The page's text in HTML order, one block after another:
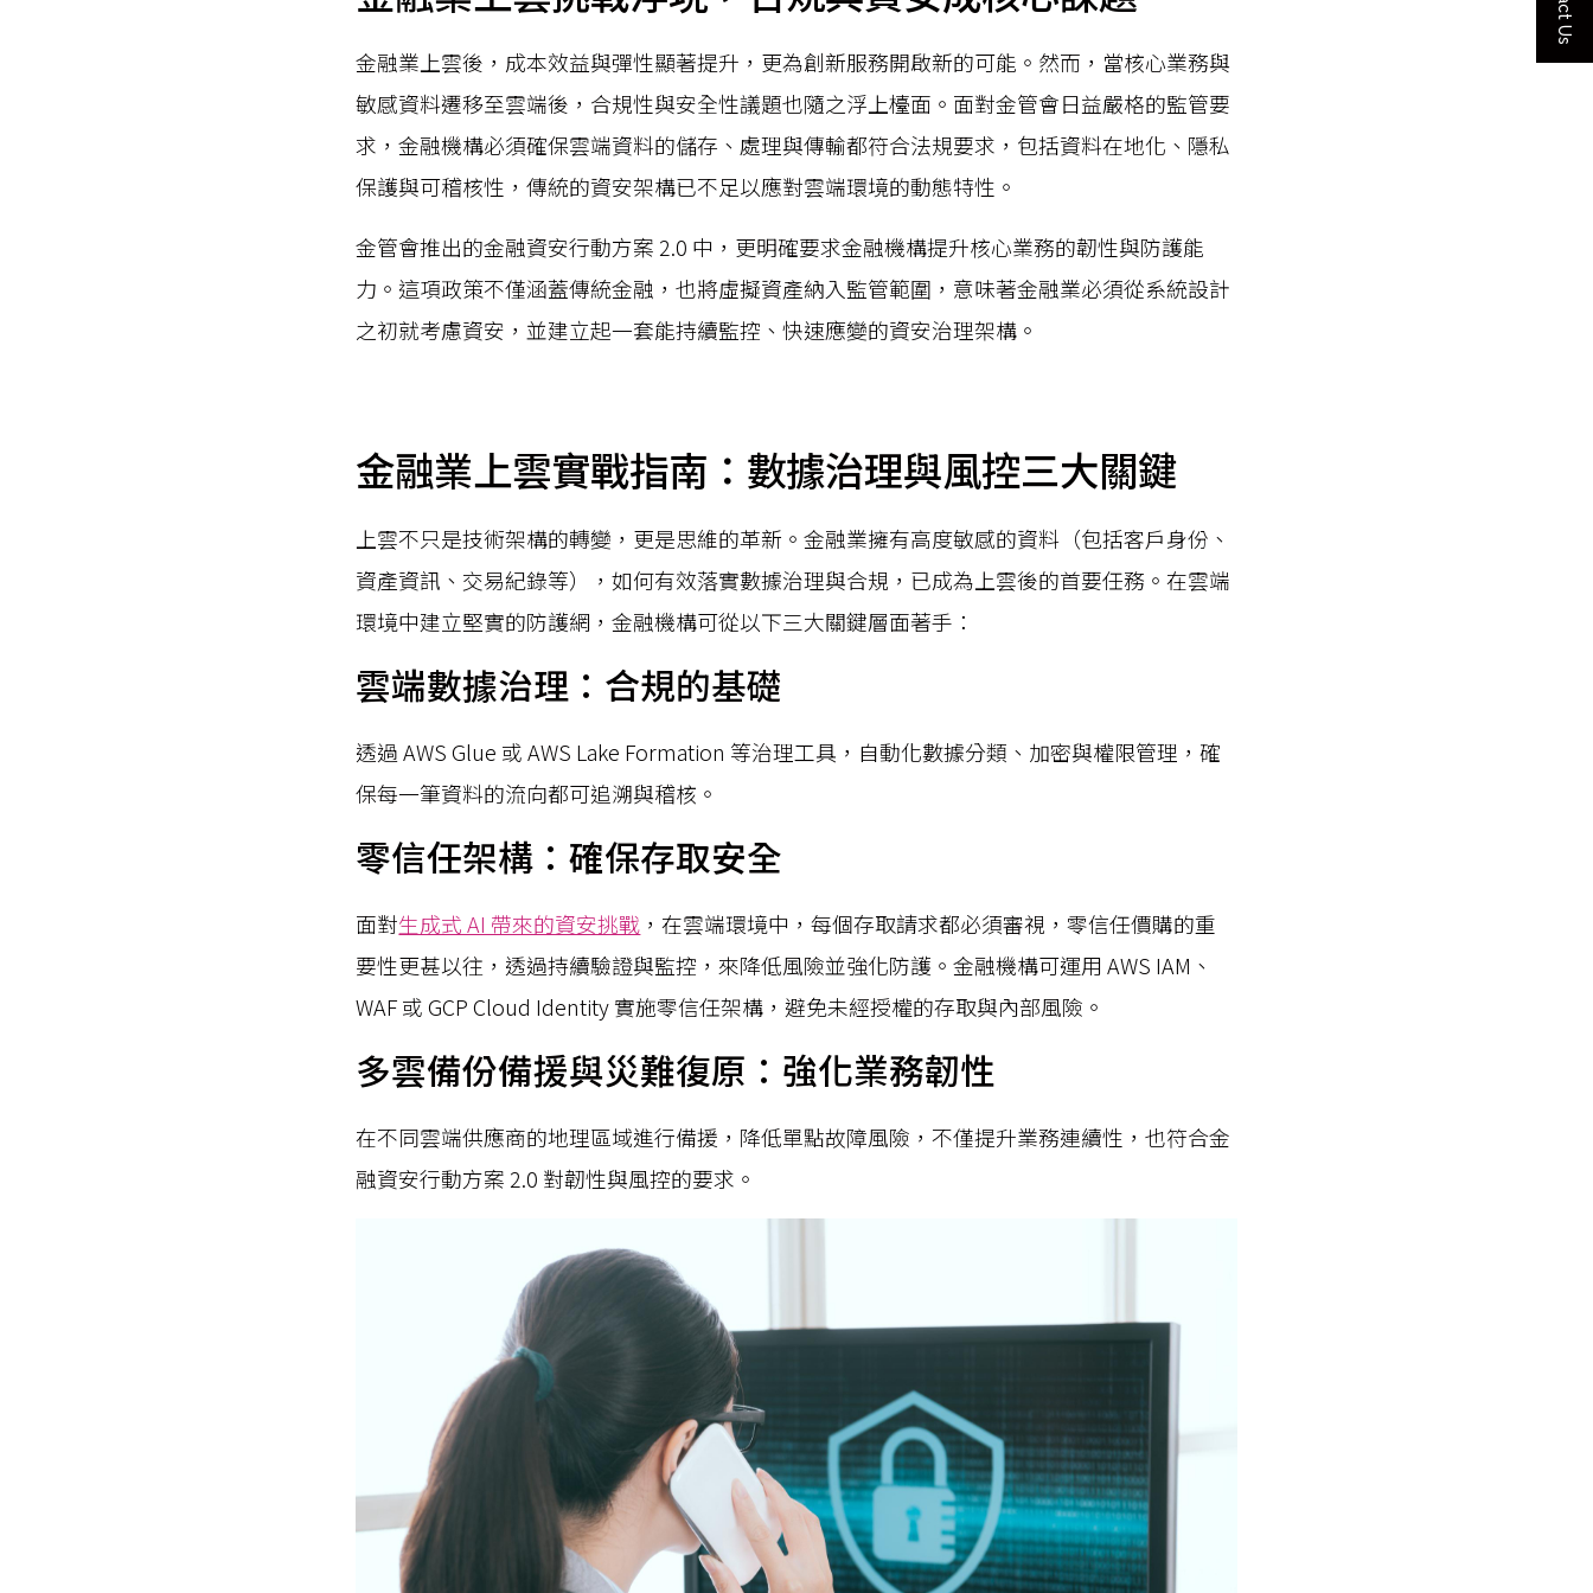
金融業上雲後，成本效益與彈性顯著提升，更為創新服務開啟新的可能。然而，當核心業務與
敏感資料遷移至雲端後，合規性與安全性議題也隨之浮上檯面。面對金管會日益嚴格的監管要
求，金融機構必須確保雲端資料的儲存、處理與傳輸都符合法規要求，包括資料在地化、隱私
保護與可稽核性，傳統的資安架構已不足以應對雲端環境的動態特性。
金管會推出的金融資安行動方案 2.0 中，更明確要求金融機構提升核心業務的韌性與防護能
力。這項政策不僅涵蓋傳統金融，也將虛擬資產納入監管範圍，意味著金融業必須從系統設計
之初就考慮資安，並建立起一套能持續監控、快速應變的資安治理架構。
金融業上雲實戰指南：數據治理與風控三大關鍵
上雲不只是技術架構的轉變，更是思維的革新。金融業擁有高度敏感的資料（包括客戶身份、
資產資訊、交易紀錄等），如何有效落實數據治理與合規，已成為上雲後的首要任務。在雲端
環境中建立堅實的防護網，金融機構可從以下三大關鍵層面著手：
雲端數據治理：合規的基礎
透過 AWS Glue 或 AWS Lake Formation 等治理工具，自動化數據分類、加密與權限管理，確
保每一筆資料的流向都可追溯與稽核。
零信任架構：確保存取安全
面對生成式 AI 帶來的資安挑戰 ，在雲端環境中，每個存取請求都必須審視，零信任價購的重
要性更甚以往，透過持續驗證與監控，來降低風險並強化防護。金融機構可運用 AWS IAM、
WAF 或 GCP Cloud Identity 實施零信任架構，避免未經授權的存取與內部風險。
多雲備份備援與災難復原：強化業務韌性
在不同雲端供應商的地理區域進行備援，降低單點故障風險，不僅提升業務連續性，也符合金
融資安行動方案 2.0 對韌性與風控的要求。